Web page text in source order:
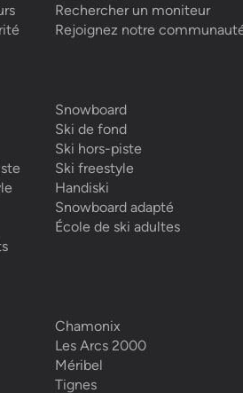
Rechercher un moniteur
Rejoignez notre
Snowboard
Ski de fond
Ski hors-piste
Ski freestyle
Handiski
Snowboard adapté
École de ski adultes
Chamonix
Les Arcs 2000
Méribel
Tignes